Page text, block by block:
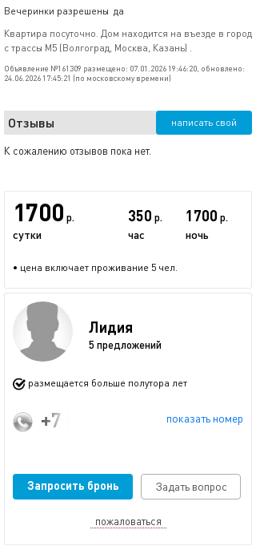
Вечеринки разрешены да
Квартира посуточно. Дом находится на въезде в город
с трассы М5 (Волгоград, Москва, Казань) .
Объявление №161309 размещено: 07.01.2026 19:46:20, обновлено:
24.06.2026 17:45:21 (по московскому времени)
Отзывы написать свой
К сожалению отзывов пока нет.
1700 р.
сутки
350 р.
час
1700 р.
ночь
• цена включает проживание 5 чел.
Лидия
5 предложений
размещается больше полутора лет
показать номер
+7 (960) 809-89-22
Запросить бронь Задать вопрос
пожаловаться